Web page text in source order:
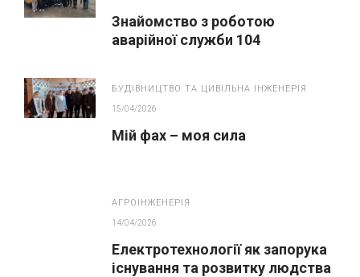
Знайомство з роботою
аварійної служби 104
БУДІВНИЦТВО ТА ЦИВІЛЬНА ІНЖЕНЕРІЯ
15/04/2026
Мій фах – моя сила
АГРОІНЖЕНЕРІЯ
14/04/2026
Електротехнології як запорука
існування та розвитку людства